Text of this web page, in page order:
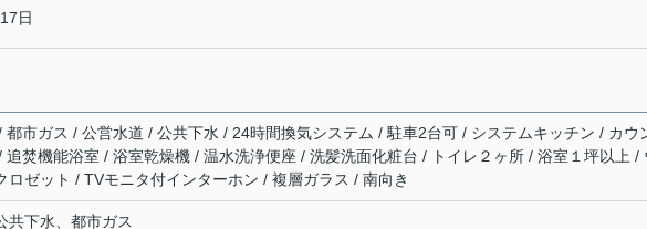
日
都市ガス / 公営水道 / 公共下水 / 24時間換気システム / 駐車2台可 / システムキッチン / カウ
追焚機能浴室 / 浴室乾燥機 / 温水洗浄便座 / 洗髪洗面化粧台 / トイレ２ヶ所 / 浴室１坪以上 /
ロゼット / TVモニタ付インターホン / 複層ガラス / 南向き
共下水、都市ガス